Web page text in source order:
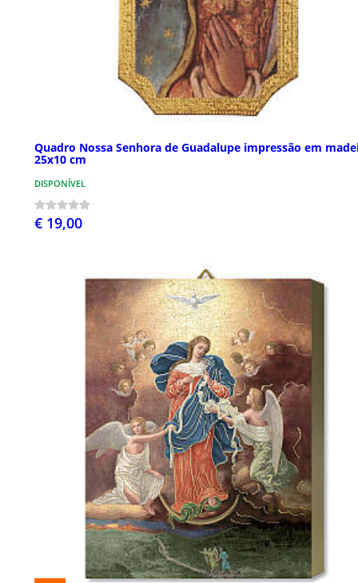
Quadro Nossa Senhora de Guadalupe impressão em
25x10 cm
DISPONÍVEL
€ 19,00